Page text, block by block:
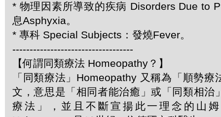
* 物理因素所導致的疾病 Disorders Due to
息Asphyxia。
* 專科 Special Subjects：發燒Fever。
-----------------------------------
【何謂同類療法 Homeopathy？】
「同類療法」Homeopathy 又稱為「順勢療
文，意思是「相同者能治癒」或「同類相治
療法」，並且不斷宣揚此一理念的山